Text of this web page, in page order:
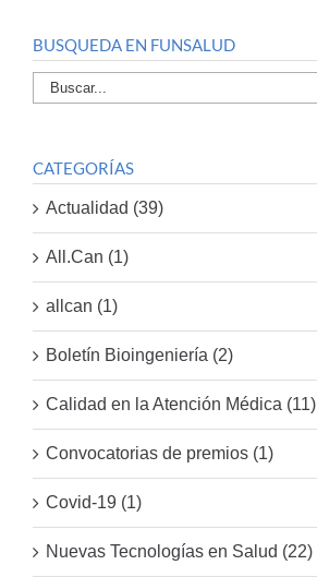
BUSQUEDA EN FUNSALUD
Buscar
por:
CATEGORÍAS
Actualidad (39)
All.Can (1)
allcan (1)
Boletín Bioingeniería (2)
Calidad en la Atención Médica (11)
Convocatorias de premios (1)
Covid-19 (1)
Nuevas Tecnologías en Salud (22)